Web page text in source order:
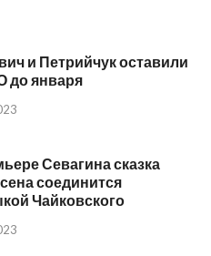
и Петрийчук оставили
до января
Севагина сказка
соединится
Чайковского